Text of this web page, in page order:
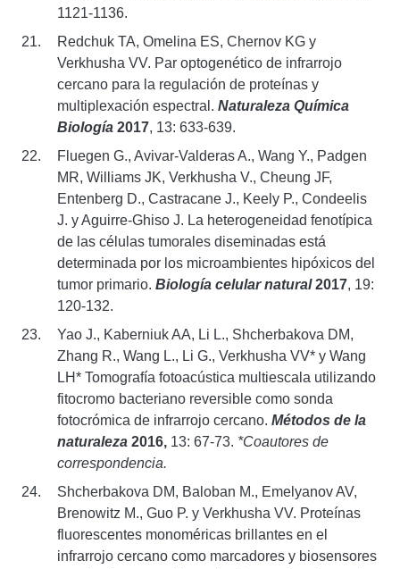
1121-1136.
Redchuk TA, Omelina ES, Chernov KG y
Verkhusha VV. Par optogenético de infrarrojo
cercano para la regulación de proteínas y
multiplexación espectral. Naturaleza Química
Biología 2017, 13: 633-639.
Fluegen G., Avivar-Valderas A., Wang Y., Padgen
MR, Williams JK, Verkhusha V., Cheung JF,
Entenberg D., Castracane J., Keely P., Condeelis
J. y Aguirre-Ghiso J. La heterogeneidad fenotípica
de las células tumorales diseminadas está
determinada por los microambientes hipóxicos del
tumor primario. Biología celular natural 2017, 19:
120-132.
Yao J., Kaberniuk AA, Li L., Shcherbakova DM,
Zhang R., Wang L., Li G., Verkhusha VV* y Wang
LH* Tomografía fotoacústica multiescala utilizando
fitocromo bacteriano reversible como sonda
fotocrómica de infrarrojo cercano. Métodos de la
naturaleza 2016, 13: 67-73. *Coautores de
correspondencia.
Shcherbakova DM, Baloban M., Emelyanov AV,
Brenowitz M., Guo P. y Verkhusha VV. Proteínas
fluorescentes monoméricas brillantes en el
infrarrojo cercano como marcadores y biosensores